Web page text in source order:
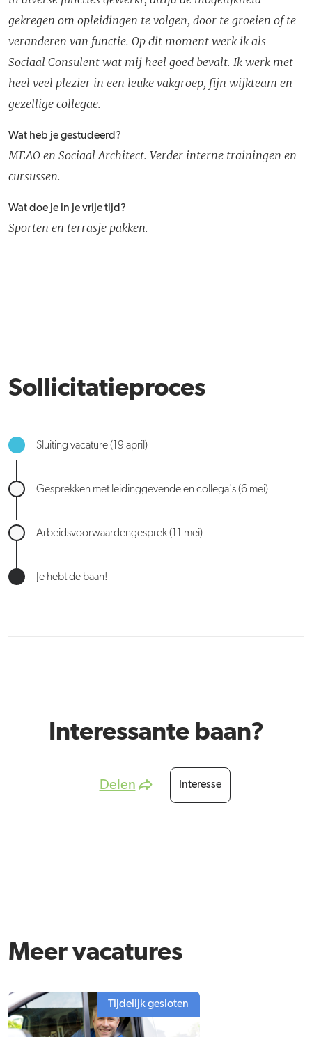
gekregen om opleidingen te volgen, door te groeien of te
veranderen van functie. Op dit moment werk ik als
Sociaal Consulent wat mij heel goed bevalt. Ik werk met
heel veel plezier in een leuke vakgroep, fijn wijkteam en
gezellige collegae.
Wat heb je gestudeerd?
MEAO en Sociaal Architect. Verder interne trainingen en
cursussen.
Wat doe je in je vrije tijd?
Sporten en terrasje pakken.
Sollicitatieproces
Sluiting vacature (19 april)
Gesprekken met leidinggevende en collega's (6 mei)
Arbeidsvoorwaardengesprek (11 mei)
Je hebt de baan!
Interessante baan?
Delen Interesse
Meer vacatures
Tijdelijk gesloten